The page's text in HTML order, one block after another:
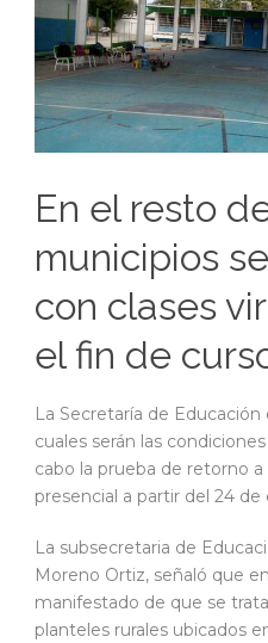
En el resto
municipios
con clases
el fin de
La Secretaría de
cuales serán las
cabo la prueba de retorno a
presencial a partir del 24 de
La subsecretaria de
Moreno Ortiz, señaló que
manifestado de que se
planteles rurales ubicados